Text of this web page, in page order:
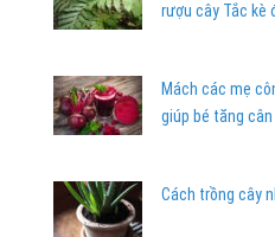
rượu cây Tắc kè
Mách các mẹ
giúp bé tăng cân
Cách trồng cây